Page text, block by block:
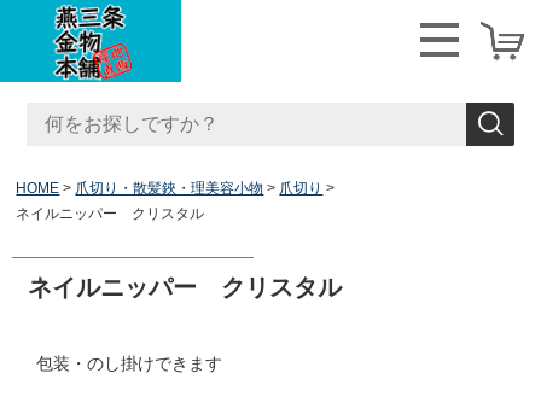
HOME 爪切り・散髪鋏・理美容小物
爪切り
ネイルニッパー クリスタル
ネイルニッパー クリスタル
包装・のし掛けできます